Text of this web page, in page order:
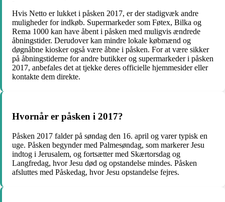
Hvis Netto er lukket i påsken 2017, er der stadigvæk andre
muligheder for indkøb. Supermarkeder som Føtex, Bilka og
Rema 1000 kan have åbent i påsken med muligvis ændrede
åbningstider. Derudover kan mindre lokale købmænd og
døgnåbne kiosker også være åbne i påsken. For at være sikker
på åbningstiderne for andre butikker og supermarkeder i påsken
2017, anbefales det at tjekke deres officielle hjemmesider eller
kontakte dem direkte.
Hvornår er påsken i 2017?
Påsken 2017 falder på søndag den 16. april og varer typisk en
uge. Påsken begynder med Palmesøndag, som markerer Jesu
indtog i Jerusalem, og fortsætter med Skærtorsdag og
Langfredag, hvor Jesu død og opstandelse mindes. Påsken
afsluttes med Påskedag, hvor Jesu opstandelse fejres.